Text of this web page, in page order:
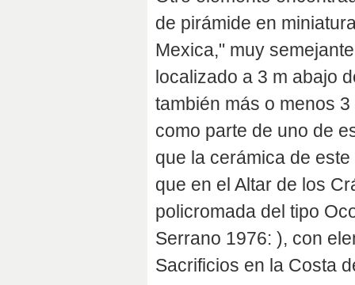
de pirámide en
Mexica," muy
localizado a 3 m abajo
también más o menos
como parte de uno de
que la cerámica de
que en el Altar de los
policromada del tipo
Serrano 1976: ), con
Sacrificios en la Costa